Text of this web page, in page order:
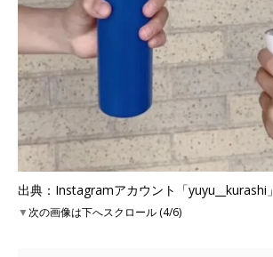
出典：Instagramアカウント「yuyu__kurashi」
▼次の画像は下へスクロール (4/6)